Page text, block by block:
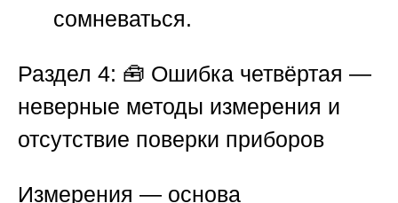
сомневаться.
Раздел 4: 🧰 Ошибка четвёртая —
неверные методы измерения и
отсутствие поверки приборов
Измерения — основа